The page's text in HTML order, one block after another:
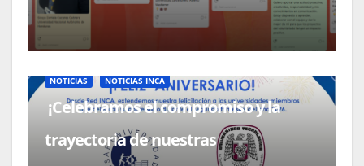
NOTICIAS NOTICIAS INCA
¡Celebramos el compromiso y la
trayectoria de nuestras